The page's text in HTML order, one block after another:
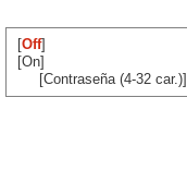
[Off]
[On]
[Contraseña (4-32 car.)]